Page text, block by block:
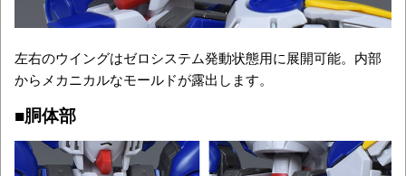
左右のウイングはゼロシステム発動状態用に展開可能。内部
からメカニカルなモールドが露出します。
■胴体部